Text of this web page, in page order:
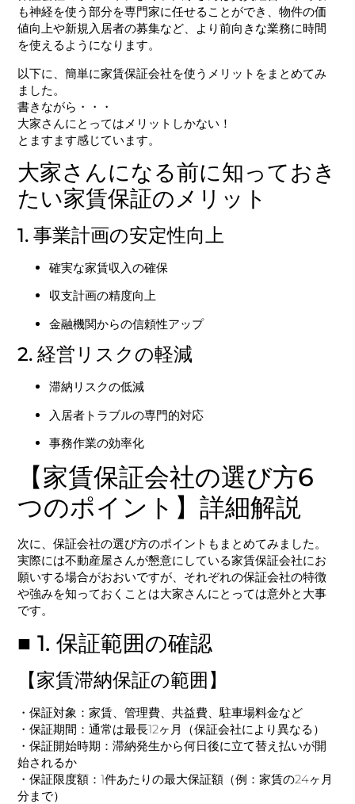
も神経を使う部分を専門家に任せることができ、物件の価
値向上や新規入居者の募集など、より前向きな業務に時間
を使えるようになります。
以下に、簡単に家賃保証会社を使うメリットをまとめてみ
ました。
書きながら・・・
大家さんにとってはメリットしかない！
とますます感じています。
大家さんになる前に知っておき
たい家賃保証のメリット
1. 事業計画の安定性向上
確実な家賃収入の確保
収支計画の精度向上
金融機関からの信頼性アップ
2. 経営リスクの軽減
滞納リスクの低減
入居者トラブルの専門的対応
事務作業の効率化
【家賃保証会社の選び方6
つのポイント】詳細解説
次に、保証会社の選び方のポイントもまとめてみました。
実際には不動産屋さんが懇意にしている家賃保証会社にお
願いする場合がおおいですが、それぞれの保証会社の特徴
や強みを知っておくことは大家さんにとっては意外と大事
です。
■ 1. 保証範囲の確認
【家賃滞納保証の範囲】
・保証対象：家賃、管理費、共益費、駐車場料金など
・保証期間：通常は最長12ヶ月（保証会社により異なる）
・保証開始時期：滞納発生から何日後に立て替え払いが開
始されるか
・保証限度額：1件あたりの最大保証額（例：家賃の24ヶ月
分まで）